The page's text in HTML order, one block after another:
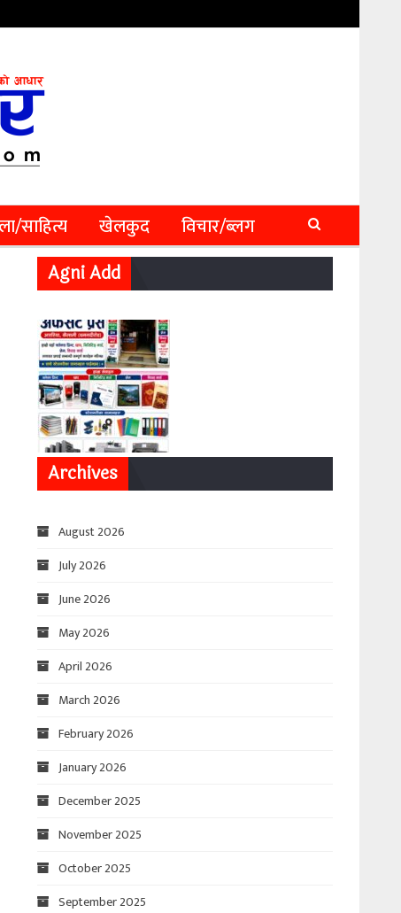
साहित्य खेलकुद विचार/ब्लग
Agni Add
Archives
August 2026
July 2026
June 2026
May 2026
April 2026
March 2026
February 2026
January 2026
December 2025
November 2025
October 2025
September 2025